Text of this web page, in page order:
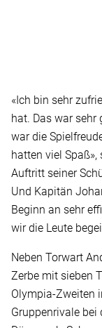
«Ich bin sehr
hat. Das war sehr
war die
hatten viel
Auftritt seiner
Und Kapitän
Beginn an sehr
wir die Leute
Neben Torwart
Zerbe mit sieben
Olympia-Zweiten
Gruppenrivale bei